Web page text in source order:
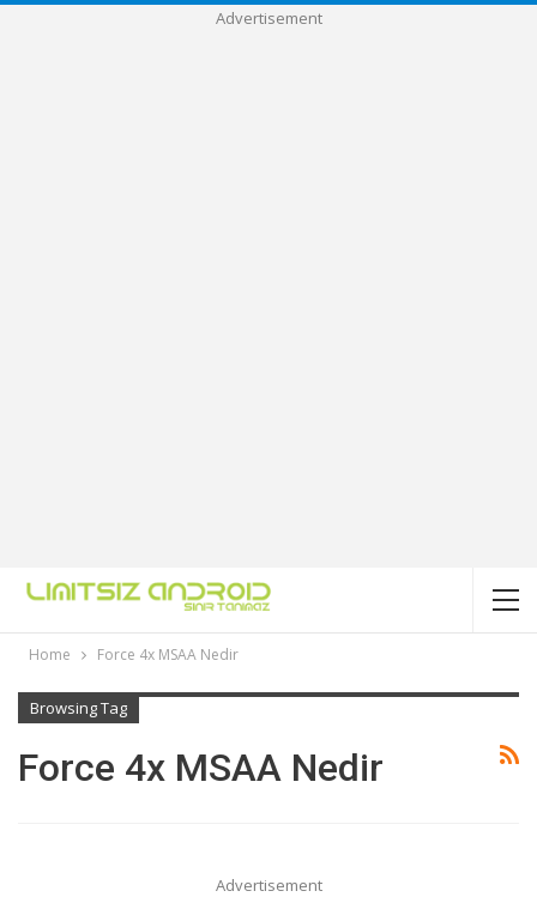
Advertisement
Home Force 4x MSAA Nedir
Browsing Tag
Force 4x MSAA Nedir
Advertisement